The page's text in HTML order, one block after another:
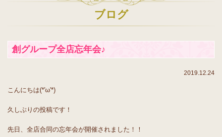
ブログ
創グループ全店忘年会♪
2019.12.24
こんにちは(*'ω'*)
久しぶりの投稿です！
先日、全店合同の忘年会が開催されました！！